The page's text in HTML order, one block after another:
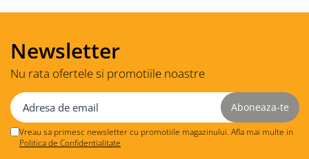
Newsletter
Nu rata ofertele si promotiile noastre
Vreau sa primesc newsletter cu promotiile magazinului. Afla mai multe in
Politica de Confidentialitate